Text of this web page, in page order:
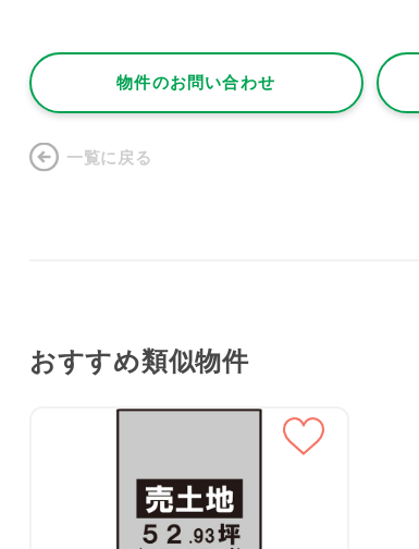
物件のお問い合わせ
一覧に戻る
おすすめ類似物件